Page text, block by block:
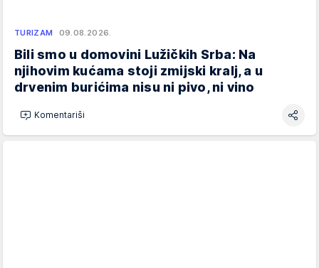
TURIZAM 09.08.2026.
Bili smo u domovini Lužičkih Srba: Na
njihovim kućama stoji zmijski kralj, a u
drvenim burićima nisu ni pivo, ni vino
Komentariši